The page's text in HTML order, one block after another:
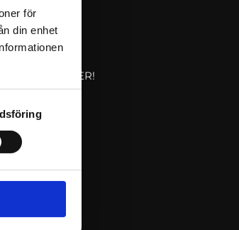
för
din enhet
MEDIER!